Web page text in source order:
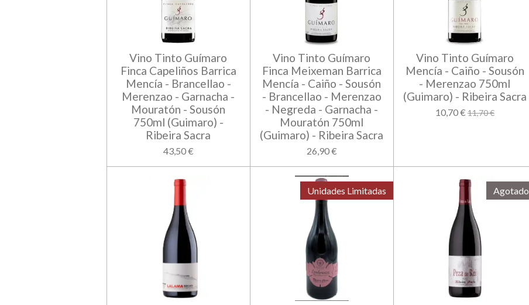
Vino Tinto Guímaro
Finca Capeliños Barrica
Mencía - Brancellao -
Merenzao - Garnacha -
Mouratón - Sousón
750ml (Guimaro) -
Ribeira Sacra
43,50 €
Vino Tinto Guímaro
Finca Meixeman Barrica
Mencía - Caiño - Sousón
- Brancellao - Merenzao
- Negreda - Garnacha -
Mouratón 750ml
(Guimaro) - Ribeira Sacra
26,90 €
Vino Tinto Guímaro
Mencía - Caiño - Sousón
- Merenzao 750ml
(Guimaro) - Ribeira Sacra
10,70 €11,70 €
Unidades Limitadas Agotado